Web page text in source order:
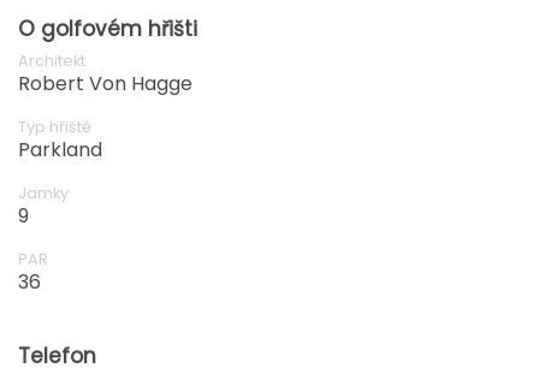
O golfovém hřišti
Architekt
Robert Von Hagge
Typ hřiště
Parkland
Jamky
9
PAR
36
Telefon